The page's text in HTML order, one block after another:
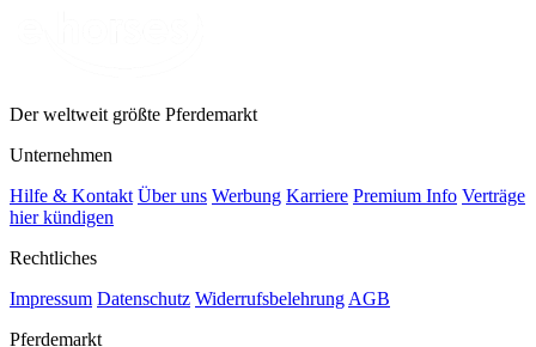
Der weltweit größte Pferdemarkt
Unternehmen
Hilfe & Kontakt Über uns Werbung Karriere Premium Info Verträge
hier kündigen
Rechtliches
Impressum Datenschutz Widerrufsbelehrung AGB
Pferdemarkt